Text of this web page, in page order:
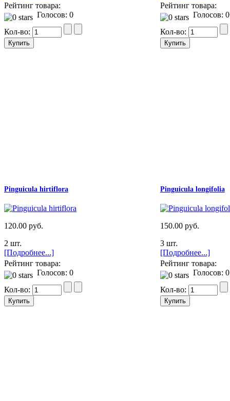
Рейтинг товара:
Голосов: 0
Кол-во:
Рейтинг товара:
Голосов: 0
Кол-во:
Pinguicula hirtiflora
120.00 руб.
2 шт.
[Подробнее...]
Рейтинг товара:
Голосов: 0
Кол-во:
Pinguicula longifolia
150.00 руб.
3 шт.
[Подробнее...]
Рейтинг товара:
Голосов: 0
Кол-во: